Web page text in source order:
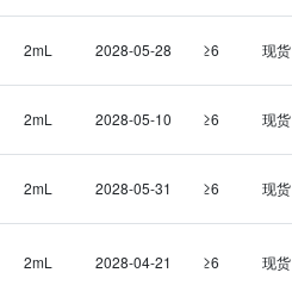
2mL 2028-05-28 ≥6 现货
2mL 2028-05-10 ≥6 现货
2mL 2028-05-31 ≥6 现货
2mL 2028-04-21 ≥6 现货